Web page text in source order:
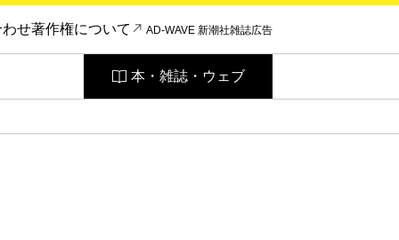
わせ著作権について AD-WAVE 新潮社雑誌広告
本・雑誌・ウェブ